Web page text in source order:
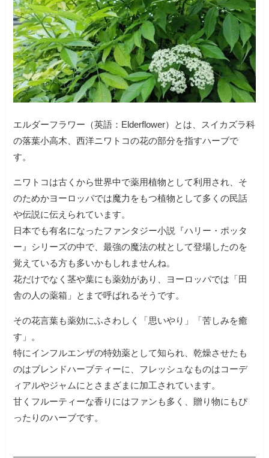
エルダーフラワー（英語：Elderflower）とは、スイカズラ科
の落葉小高木、西洋ニワトコの花の部分を指すハーブで
す。
ニワトコは古くから世界中で薬用植物として利用され、そ
のためかヨーロッパでは魔力をもつ植物として多くの民話
や伝説に伝えられています。
日本でも有名になったファンタジー小説『ハリー・ポッタ
ー』シリーズの中で、最強の魔法の杖として登場したのを
覚えている方も多いかもしれませんね。
花だけでなく茎や葉にも薬効があり、ヨーロッパでは「田
舎の人の薬箱」とまで呼ばれるそうです。
その花言葉も薬効にふさわしく「思いやり」「苦しみを癒
す」。
特にインフルエンザの特効薬として知られ、乾燥させたも
のはブレンドハーブティーに、フレッシュなものはコーデ
ィアルやジャムにとさまざまに加工されています。
甘くフルーティーな香りにはファンも多く、贈り物にもぴ
ったりのハーブです。